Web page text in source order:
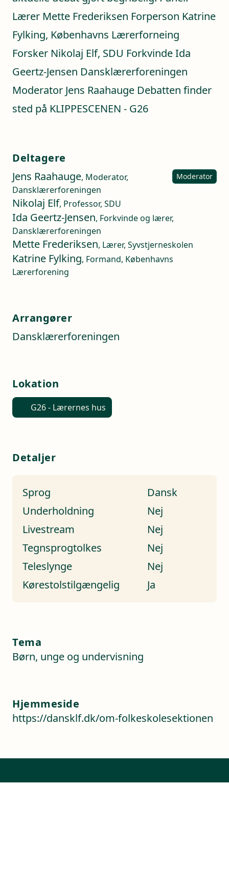
Lærer Mette Frederiksen Forperson Katrine
Fylking, Københavns Lærerforneing
Forsker Nikolaj Elf, SDU Forkvinde Ida
Geertz-Jensen Dansklærerforeningen
Moderator Jens Raahauge Debatten finder
sted på KLIPPESCENEN - G26
Deltagere
Jens Raahauge, Moderator,
Dansklærerforeningen
Moderator
Nikolaj Elf, Professor, SDU
Ida Geertz-Jensen, Forkvinde og lærer,
Dansklærerforeningen
Mette Frederiksen, Lærer, Syvstjerneskolen
Katrine Fylking, Formand, Københavns
Lærerforening
Arrangører
Dansklærerforeningen
Lokation
G26 - Lærernes hus
Detaljer
Sprog
Dansk
Underholdning
Nej
Livestream
Nej
Tegnsprogtolkes
Nej
Teleslynge
Nej
Kørestolstilgængelig
Ja
Tema
Børn, unge og undervisning
Hjemmeside
https://dansklf.dk/om-folkeskolesektionen